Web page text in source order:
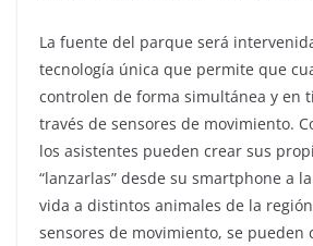
La fuente del parque será
tecnología única que permite que
controlen de forma simultánea y en
través de sensores de movimiento.
los asistentes pueden crear sus
“lanzarlas” desde su smartphone a
vida a distintos animales de la
sensores de movimiento, se pueden